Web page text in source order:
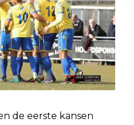
de eerste kansen